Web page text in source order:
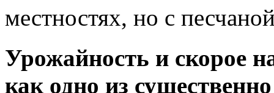
местностях, но с
Урожайность и скорое
как одно из